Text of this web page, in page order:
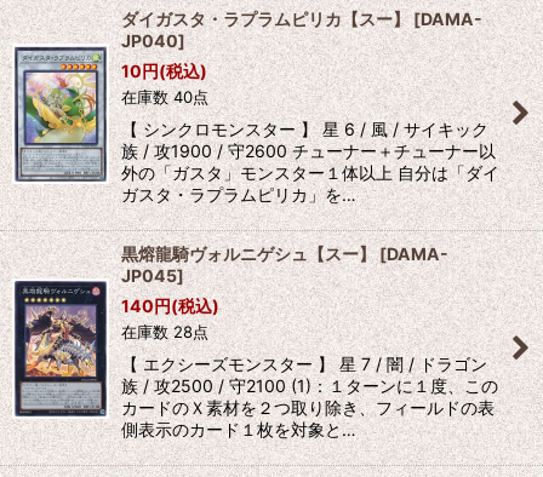
ダイガスタ・ラプラムピリカ【スー】 [DAMA-
JP040]
10円(税込)
在庫数 40点
【 シンクロモンスター 】 星 6 / 風 / サイキック
族 / 攻1900 / 守2600 チューナー＋チューナー以
外の「ガスタ」モンスター１体以上 自分は「ダイ
ガスタ・ラプラムピリカ」を…
黒熔龍騎ヴォルニゲシュ【スー】 [DAMA-
JP045]
140円(税込)
在庫数 28点
【 エクシーズモンスター 】 星 7 / 闇 / ドラゴン
族 / 攻2500 / 守2100 (1)：１ターンに１度、この
カードのＸ素材を２つ取り除き、フィールドの表
側表示のカード１枚を対象と…